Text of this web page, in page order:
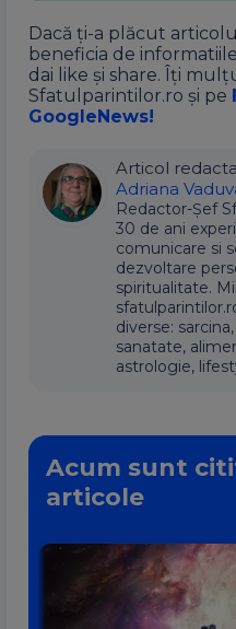
Dacă ți-a plăcut
beneficia de
dai like și share. Îți
Sfatulparintilor.ro și pe
GoogleNews!
Articol
Adriana
Redactor-Șef
30 de ani
comunicare si
dezvoltare
spiritualitate.
diverse:
sanatate,
astrologie,
Acum sunt
articole